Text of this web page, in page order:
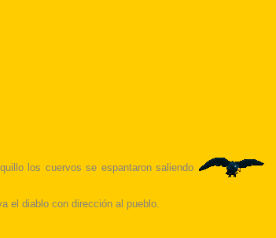
los cuervos se espantaron saliendo
el diablo con dirección al pueblo.